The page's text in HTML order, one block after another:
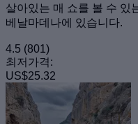
살아있는 매 쇼를 볼 수 있
베날마데나에 있습니다.
4.5 (801)
최저가격:
US$25.32